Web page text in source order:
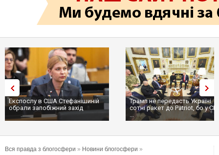
Експослу в США Стефанішиній
обрали запобіжний захід
Трамп не передасть Україні
сотні ракет до Patriot, бо у
...
Вся правда з блогосфери » Новини блогосфери »